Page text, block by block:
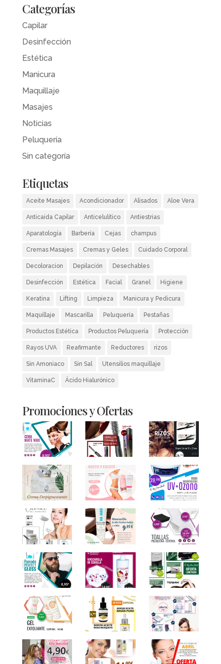
Categorías
Capilar
Desinfección
Estética
Manicura
Maquillaje
Masajes
Noticias
Peluquería
Sin categoría
Etiquetas
Aceite Masajes Acondicionador Alisados Aloe Vera
Anticaida Capilar Anticelulítico Antiestrias
Aparatología Barbería Cejas champus
Cremas Masajes Cremas y Geles Cuidado Corporal
Decoloracion Depilación Desechables
Desinfección Estética Facial Granel Higiene
Keratina Lifting Limpieza Manicura y Pedicura
Maquillaje Mascarilla Peluquería Pestañas
Productos Estética Productos Peluquería Protección
Rayos UVA Reafirmante Reductores rizos
Sin Amoniaco Sin Sal Utensilios maquillaje
VitaminaC Ácido Hialurónico
Promociones y Ofertas